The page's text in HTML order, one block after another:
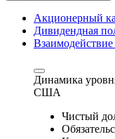
Акционерный
Дивидендная
Динамика
США
Чистый